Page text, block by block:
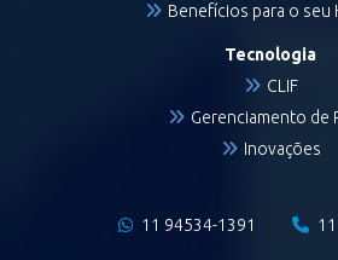
Benefícios para o seu
Tecnologia
CLIF
Gerenciamento de
Inovações
11 94534-1391